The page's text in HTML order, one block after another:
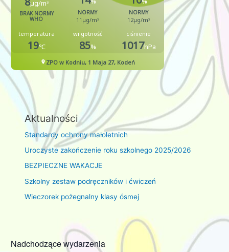
Aktualności
Standardy ochrony małoletnich
Uroczyste zakończenie roku szkolnego 2025/2026
BEZPIECZNE WAKACJE
Szkolny zestaw podręczników i ćwiczeń
Wieczorek pożegnalny klasy ósmej
Nadchodzące wydarzenia